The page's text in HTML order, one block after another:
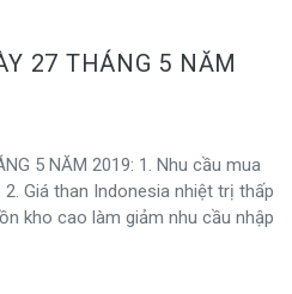
27 THÁNG 5 NĂM
5 NĂM 2019: 1. Nhu cầu mua
Giá than Indonesia nhiệt trị thấp
kho cao làm giảm nhu cầu nhập